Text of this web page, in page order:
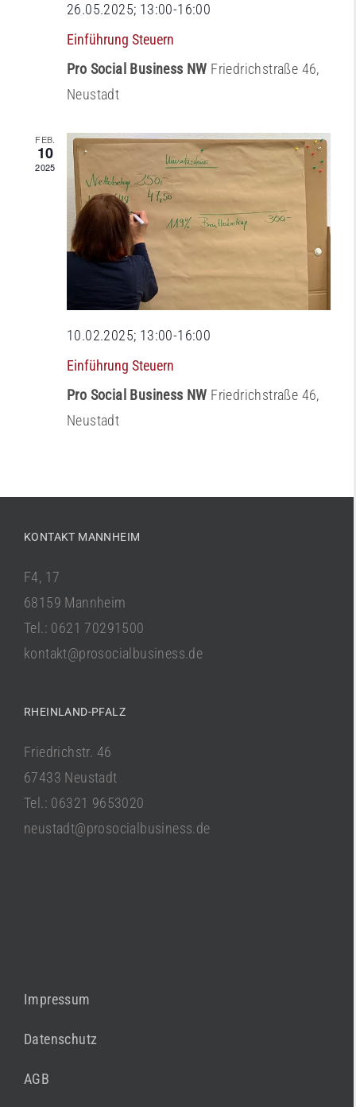
26.05.2025; 13:00-16:00
Einführung Steuern
Pro Social Business NW Friedrichstraße 46,
Neustadt
FEB.
10
2025
10.02.2025; 13:00-16:00
Einführung Steuern
Pro Social Business NW Friedrichstraße 46,
Neustadt
KONTAKT MANNHEIM
F4, 17
68159 Mannheim
Tel.: 0621 70291500
kontakt@prosocialbusiness.de
RHEINLAND-PFALZ
Friedrichstr. 46
67433 Neustadt
Tel.: 06321 9653020
neustadt@prosocialbusiness.de
Impressum
Datenschutz
AGB